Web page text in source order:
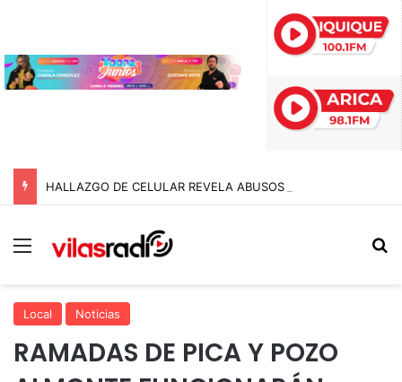
Menú
Local Noticias
RAMADAS DE PICA Y POZO